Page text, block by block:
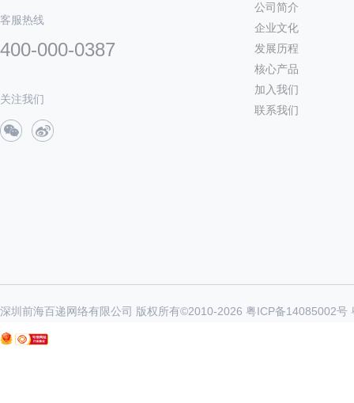
客服热线
400-000-0387
关注我们
公司简介
企业文化
发展历程
核心产品
加入我们
联系我们
深圳前海百递网络有限公司 版权所有©2010-2026 粤ICP备14085002号